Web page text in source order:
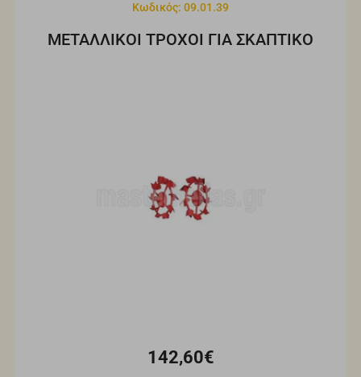
Κωδικός: 09.01.39
ΜΕΤΑΛΛΙΚΟΙ ΤΡΟΧΟΙ ΓΙΑ ΣΚΑΠΤΙΚΟ
142,60€